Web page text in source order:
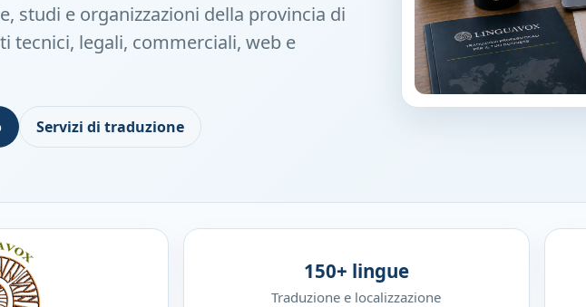
studi e organizzazioni della provincia di
tecnici, legali, commerciali, web e
Servizi di traduzione
150+ lingue
Traduzione e localizzazione